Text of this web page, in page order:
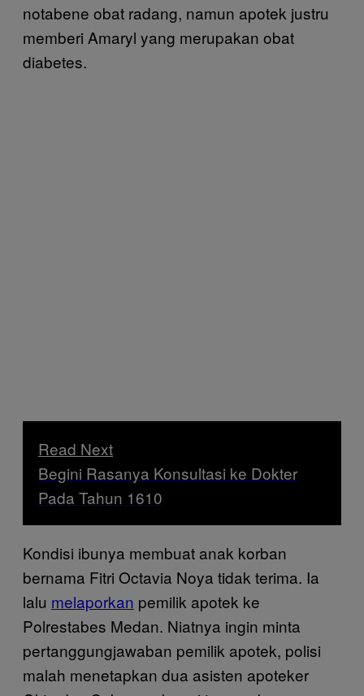
notabene obat radang, namun apotek justru
memberi Amaryl yang merupakan obat
diabetes.
Read Next
Begini Rasanya Konsultasi ke Dokter
Pada Tahun 1610
Kondisi ibunya membuat anak korban
bernama Fitri Octavia Noya tidak terima. Ia
lalu melaporkan pemilik apotek ke
Polrestabes Medan. Niatnya ingin minta
pertanggungjawaban pemilik apotek, polisi
malah menetapkan dua asisten apoteker